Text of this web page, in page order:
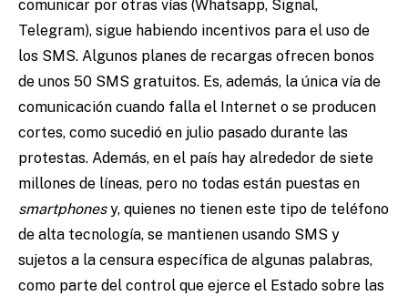
comunicar por otras vías (Whatsapp, Signal,
Telegram), sigue habiendo incentivos para el uso de
los SMS. Algunos planes de recargas ofrecen bonos
de unos 50 SMS gratuitos. Es, además, la única vía de
comunicación cuando falla el Internet o se producen
cortes, como sucedió en julio pasado durante las
protestas. Además, en el país hay alrededor de siete
millones de líneas, pero no todas están puestas en
smartphonesy, quienes no tienen este tipo de teléfono
de alta tecnología, se mantienen usando SMS y
sujetos a la censura específica de algunas palabras,
como parte del control que ejerce el Estado sobre las